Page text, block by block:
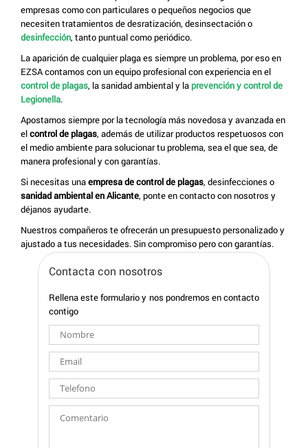
empresas como con particulares o pequeños negocios que
necesiten tratamientos de desratización, desinsectación o
desinfección, tanto puntual como periódico.
La aparición de cualquier plaga es siempre un problema, por eso en
EZSA contamos con un equipo profesional con experiencia en el
control de plagas, la sanidad ambiental y la prevención y control de
Legionella.
Apostamos siempre por la tecnología más novedosa y avanzada en
elcontrol de plagas, además de utilizar productos respetuosos con
el medio ambiente para solucionar tu problema, sea el que sea, de
manera profesional y con garantías.
Si necesitas unaempresa de control de plagas, desinfecciones o
sanidad ambiental en Alicante, ponte en contacto con nosotros y
déjanos ayudarte.
Nuestros compañeros te ofrecerán un presupuesto personalizado y
ajustado a tus necesidades. Sin compromiso pero con garantías.
Contacta con nosotros
Rellena este formulario y nos pondremos en contacto
contigo